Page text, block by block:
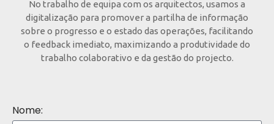
No trabalho de equipa com os arquitectos, usamos a
digitalização para promover a partilha de informação
sobre o progresso e o estado das operações, facilitando
o feedback imediato, maximizando a produtividade do
trabalho colaborativo e da gestão do projecto.
Nome: